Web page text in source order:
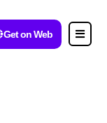
Get on Web